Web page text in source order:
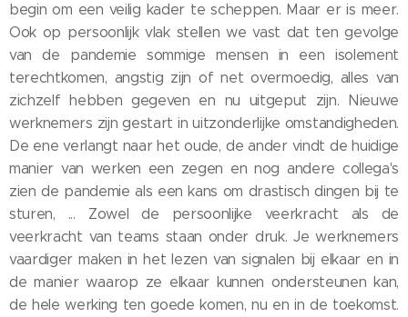
begin om een veilig kader te scheppen. Maar er is meer.
Ook op persoonlijk vlak stellen we vast dat ten gevolge
van de pandemie sommige mensen in een isolement
terechtkomen, angstig zijn of net overmoedig, alles van
zichzelf hebben gegeven en nu uitgeput zijn. Nieuwe
werknemers zijn gestart in uitzonderlijke omstandigheden.
De ene verlangt naar het oude, de ander vindt de huidige
manier van werken een zegen en nog andere collega's
zien de pandemie als een kans om drastisch dingen bij te
sturen, ... Zowel de persoonlijke veerkracht als de
veerkracht van teams staan onder druk. Je werknemers
vaardiger maken in het lezen van signalen bij elkaar en in
de manier waarop ze elkaar kunnen ondersteunen kan,
de hele werking ten goede komen, nu en in de toekomst.